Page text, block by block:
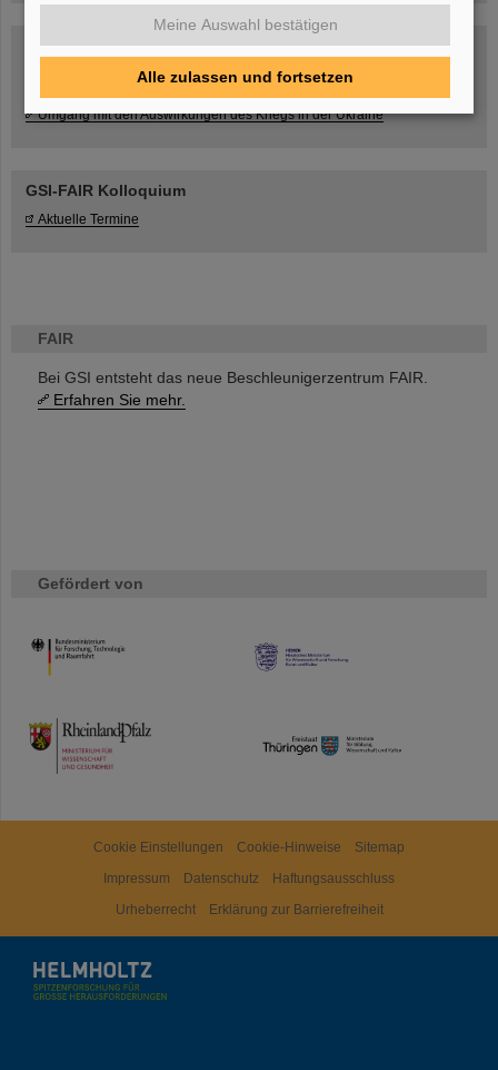
FAIR
Bei GSI entsteht das neue Beschleunigerzentrum FAIR.
Erfahren Sie mehr.
Gefördert von
HMWK
TMWWDG
Umgang mit den Auswirkungen des Kriegs in der Ukraine
GSI-FAIR Kolloquium
Aktuelle Termine
Cookie Einstellungen Cookie-Hinweise
Sitemap
Impressum
Datenschutz
Haftungsausschluss
Urheberrecht
Erklärung zur Barrierefreiheit
Meine Auswahl bestätigen
Alle zulassen und fortsetzen